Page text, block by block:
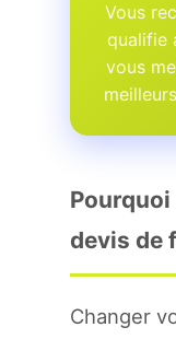
Vous
qualifie
vous
devis de
Changer